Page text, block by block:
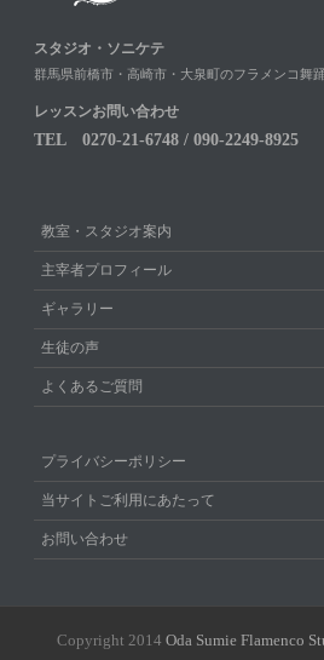
スタジオ・ソニケテ
群馬県前橋市・高崎市・大泉町のフラメンコ舞
レッスンお問い合わせ
TEL 0270-21-6748 / 090-2249-8925
教室・スタジオ案内
主宰者プロフィール
ギャラリー
生徒の声
よくあるご質問
プライバシーポリシー
当サイトご利用にあたって
お問い合わせ
Copyright 2014 Oda Sumie Flamenco